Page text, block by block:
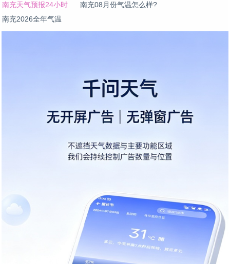
南充天气预报24小时
南充08月份气温怎么样?
南充2026全年气温